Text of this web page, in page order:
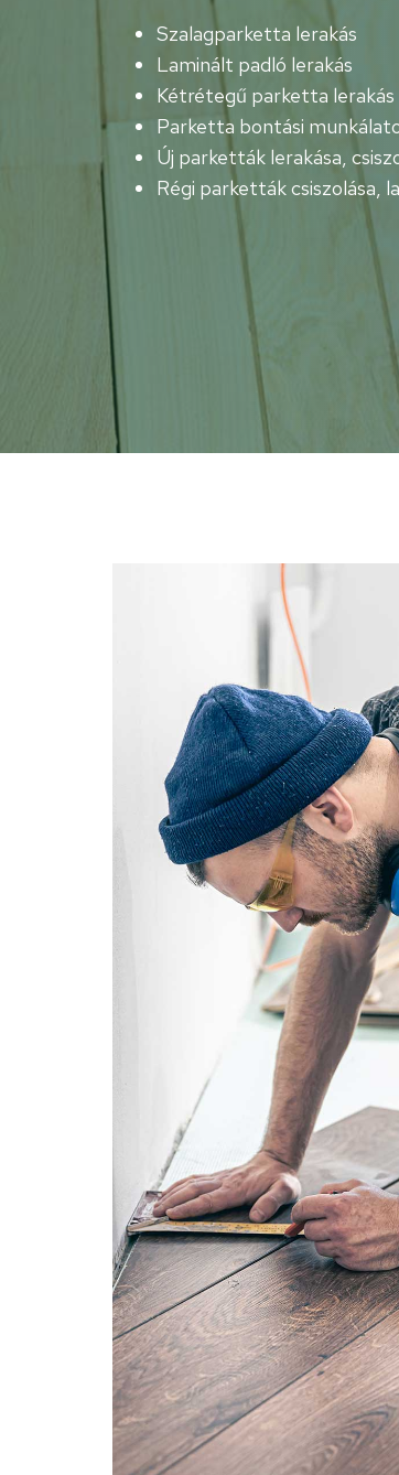
Szalagparketta lerakás
Laminált padló lerakás
Kétrétegű parketta lerakás
Parketta bontási
Új parketták lerakása,
Régi parketták csiszolása,